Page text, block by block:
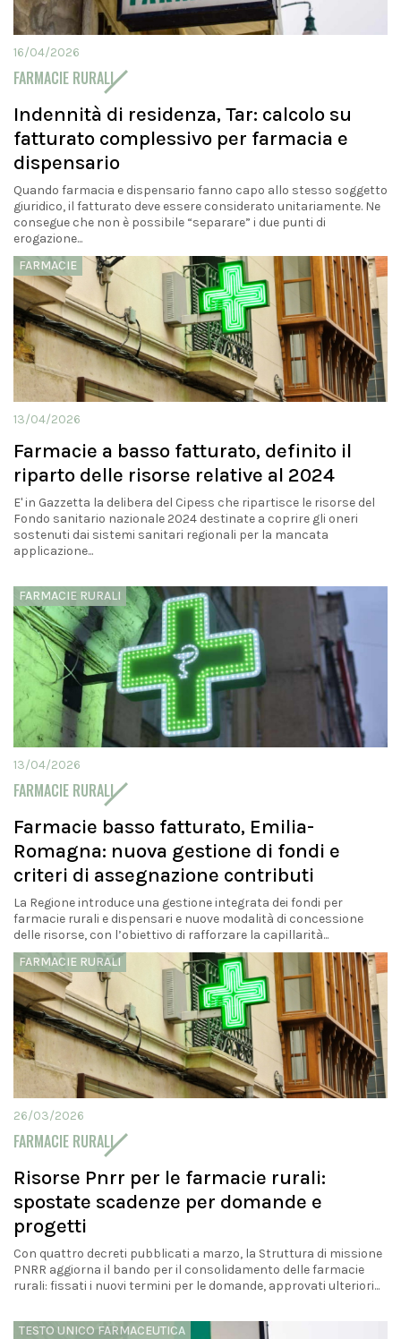
16/04/2026
FARMACIE RURALI
Indennità di residenza, Tar: calcolo su
fatturato complessivo per farmacia e
dispensario
Quando farmacia e dispensario fanno capo allo stesso soggetto
giuridico, il fatturato deve essere considerato unitariamente. Ne
consegue che non è possibile “separare” i due punti di
erogazione...
FARMACIE
13/04/2026
Farmacie a basso fatturato, definito il
riparto delle risorse relative al 2024
E' in Gazzetta la delibera del Cipess che ripartisce le risorse del
Fondo sanitario nazionale 2024 destinate a coprire gli oneri
sostenuti dai sistemi sanitari regionali per la mancata
applicazione...
FARMACIE RURALI
13/04/2026
FARMACIE RURALI
Farmacie basso fatturato, Emilia-
Romagna: nuova gestione di fondi e
criteri di assegnazione contributi
La Regione introduce una gestione integrata dei fondi per
farmacie rurali e dispensari e nuove modalità di concessione
delle risorse, con l’obiettivo di rafforzare la capillarità...
FARMACIE RURALI
26/03/2026
FARMACIE RURALI
Risorse Pnrr per le farmacie rurali:
spostate scadenze per domande e
progetti
Con quattro decreti pubblicati a marzo, la Struttura di missione
PNRR aggiorna il bando per il consolidamento delle farmacie
rurali: fissati i nuovi termini per le domande, approvati ulteriori...
TESTO UNICO FARMACEUTICA